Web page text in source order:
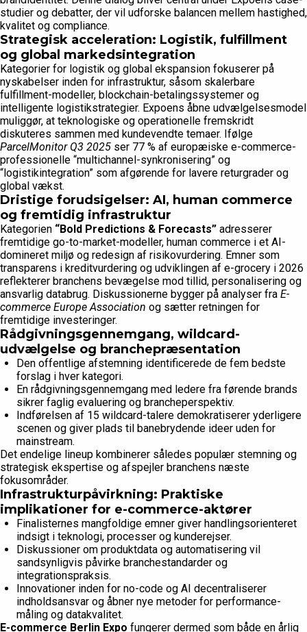
studier og debatter, der vil udforske balancen mellem hastighed,
kvalitet og compliance.
Strategisk acceleration: Logistik, fulfillment
og global markedsintegration
Kategorier for logistik og global ekspansion fokuserer på
nyskabelser inden for infrastruktur, såsom skalerbare
fulfillment-modeller, blockchain-betalingssystemer og
intelligente logistikstrategier. Expoens åbne udvælgelsesmodel
muliggør, at teknologiske og operationelle fremskridt
diskuteres sammen med kundevendte temaer. Ifølge
ParcelMonitor Q3 2025 ser 77 % af europæiske e-commerce-
professionelle “multichannel-synkronisering” og
“logistikintegration” som afgørende for lavere returgrader og
global vækst.
Dristige forudsigelser: AI, human commerce
og fremtidig infrastruktur
Kategorien “Bold Predictions & Forecasts” adresserer
fremtidige go-to-market-modeller, human commerce i et AI-
domineret miljø og redesign af risikovurdering. Emner som
transparens i kreditvurdering og udviklingen af e-grocery i 2026
reflekterer branchens bevægelse mod tillid, personalisering og
ansvarlig databrug. Diskussionerne bygger på analyser fra E-
commerce Europe Association og sætter retningen for
fremtidige investeringer.
Rådgivningsgennemgang, wildcard-
udvælgelse og branchepræsentation
Den offentlige afstemning identificerede de fem bedste
forslag i hver kategori.
En rådgivningsgennemgang med ledere fra førende brands
sikrer faglig evaluering og brancheperspektiv.
Indførelsen af 15 wildcard-talere demokratiserer yderligere
scenen og giver plads til banebrydende ideer uden for
mainstream.
Det endelige lineup kombinerer således populær stemning og
strategisk ekspertise og afspejler branchens næste
fokusområder.
Infrastrukturpåvirkning: Praktiske
implikationer for e-commerce-aktører
Finalisternes mangfoldige emner giver handlingsorienteret
indsigt i teknologi, processer og kunderejser.
Diskussioner om produktdata og automatisering vil
sandsynligvis påvirke branchestandarder og
integrationspraksis.
Innovationer inden for no-code og AI decentraliserer
indholdsansvar og åbner nye metoder for performance-
måling og datakvalitet.
E-commerce Berlin Expo fungerer dermed som både en årlig